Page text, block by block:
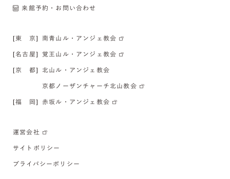
来館予約・お問い合わせ
[東 京] 南青山ル・アンジェ教会
[名古屋] 覚王山ル・アンジェ教会
[京 都] 北山ル・アンジェ教会
京都ノーザンチャーチ北山教会
[福 岡] 赤坂ル・アンジェ教会
運営会社
サイトポリシー
プライバシーポリシー